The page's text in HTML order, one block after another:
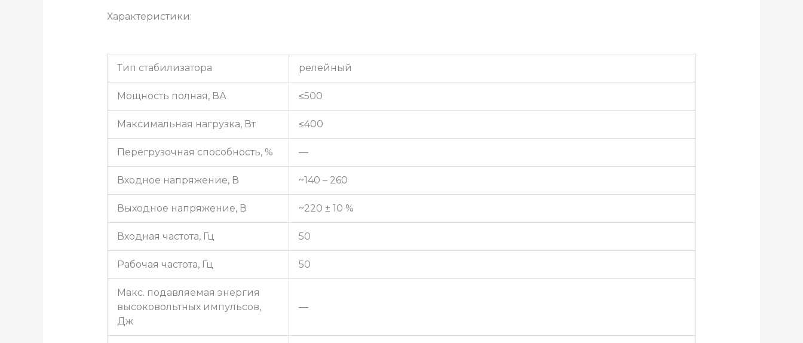
Характеристики:
Тип стабилизатора релейный
Мощность полная, ВА ≤500
Максимальная нагрузка, Вт ≤400
Перегрузочная способность, % —
Входное напряжение, В ~140 – 260
Выходное напряжение, В ~220 ± 10 %
Входная частота, Гц 50
Рабочая частота, Гц 50
Макс. подавляемая энергия
высоковольтных импульсов,
Дж
—